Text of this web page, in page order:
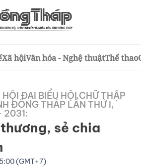
Xã hộiVăn hóa - Nghệ thuậtThể thao
ĐẠI BIỂU HỘI CHỮ THẬP
ĐỒNG THÁP LẦN THỨ I,
2031:
sẻ chia
(GMT+7)